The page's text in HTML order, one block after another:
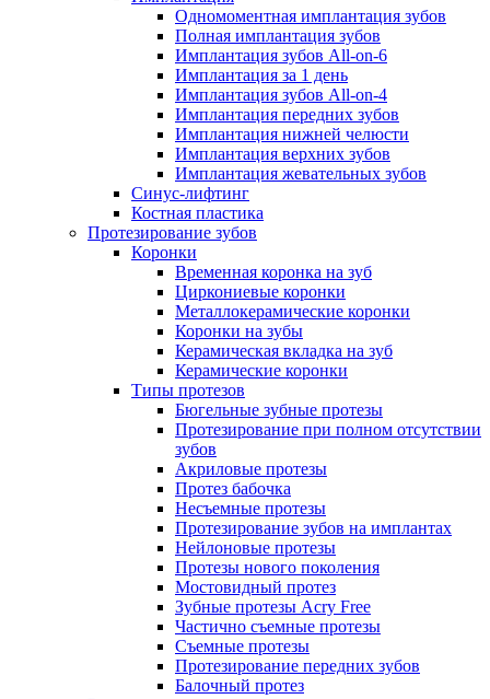
Одномоментная имплантация зубов
Полная имплантация зубов
Имплантация зубов All-on-6
Имплантация за 1 день
Имплантация зубов All-on-4
Имплантация передних зубов
Имплантация нижней челюсти
Имплантация верхних зубов
Имплантация жевательных зубов
Синус-лифтинг
Костная пластика
Протезирование зубов
Коронки
Временная коронка на зуб
Циркониевые коронки
Металлокерамические коронки
Коронки на зубы
Керамическая вкладка на зуб
Керамические коронки
Типы протезов
Бюгельные зубные протезы
Протезирование при полном отсутствии
зубов
Акриловые протезы
Протез бабочка
Несъемные протезы
Протезирование зубов на имплантах
Нейлоновые протезы
Протезы нового поколения
Мостовидный протез
Зубные протезы Acry Free
Частично съемные протезы
Съемные протезы
Протезирование передних зубов
Балочный протез